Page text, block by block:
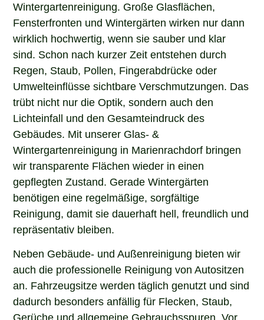
Wintergartenreinigung. Große Glasflächen,
Fensterfronten und Wintergärten wirken nur dann
wirklich hochwertig, wenn sie sauber und klar
sind. Schon nach kurzer Zeit entstehen durch
Regen, Staub, Pollen, Fingerabdrücke oder
Umwelteinflüsse sichtbare Verschmutzungen. Das
trübt nicht nur die Optik, sondern auch den
Lichteinfall und den Gesamteindruck des
Gebäudes. Mit unserer Glas- &
Wintergartenreinigung in Marienrachdorf bringen
wir transparente Flächen wieder in einen
gepflegten Zustand. Gerade Wintergärten
benötigen eine regelmäßige, sorgfältige
Reinigung, damit sie dauerhaft hell, freundlich und
repräsentativ bleiben.
Neben Gebäude- und Außenreinigung bieten wir
auch die professionelle Reinigung von Autositzen
an. Fahrzeugsitze werden täglich genutzt und sind
dadurch besonders anfällig für Flecken, Staub,